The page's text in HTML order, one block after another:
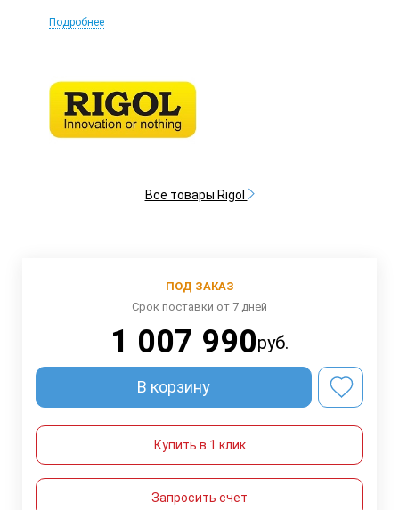
измерения, обеспечивая контроль параметров
прочих компонентов. Прибор может
эксплуатироваться как в составе испытательных
установок совместно с ПК, так и локально, с
управлением с помощью кнопочного интерфейса,
предусмотрены соответствующие порты.
Подробнее
Все товары Rigol
ПОД ЗАКАЗ
Срок поставки от 7 дней
1 007 990руб.
В корзину
Купить в 1 клик
Запросить счет